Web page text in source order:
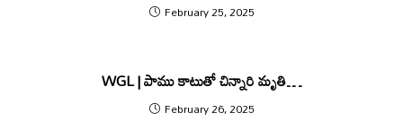
February 25, 2025
WGL | పాము కాటుతో చిన్నారి మృతి…
February 26, 2025